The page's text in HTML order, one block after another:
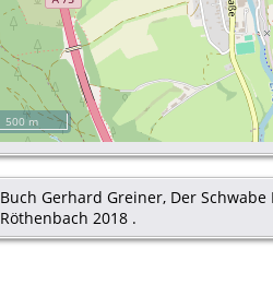
500 m
Buch Gerhard Greiner, Der
Röthenbach 2018 .